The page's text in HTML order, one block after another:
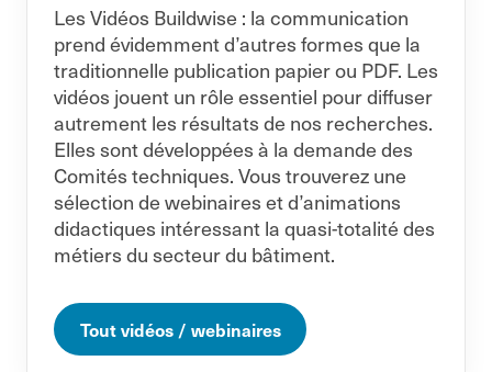
Les Vidéos Buildwise : la communication
prend évidemment d’autres formes que la
traditionnelle publication papier ou PDF. Les
vidéos jouent un rôle essentiel pour diffuser
autrement les résultats de nos recherches.
Elles sont développées à la demande des
Comités techniques. Vous trouverez une
sélection de webinaires et d’animations
didactiques intéressant la quasi-totalité des
métiers du secteur du bâtiment.
Tout vidéos / webinaires